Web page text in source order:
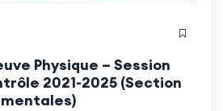
Physique – Session
2021-2025 (Section